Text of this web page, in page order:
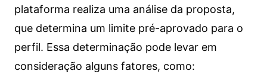
plataforma realiza uma análise da proposta,
que determina um limite pré-aprovado para o
perfil. Essa determinação pode levar em
consideração alguns fatores, como: